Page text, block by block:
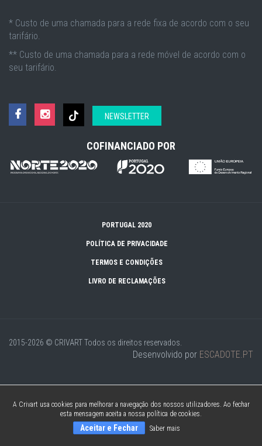
* Custo de uma chamada para a rede fixa de acordo com o seu
tarifário.
** Custo de uma chamada para a rede móvel de acordo com o
seu tarifário.
NEWSLETTER
COFINANCIADO POR
PORTUGAL 2020
POLÍTICA DE PRIVACIDADE
TERMOS E CONDIÇÕES
LIVRO DE RECLAMAÇÕES
2015-2026 © CRIVARTTodos os direitos reservados.
Desenvolvido por ESCADOTE.PT
A Crivart usa cookies para melhorar a navegação dos nossos utilizadores. Ao fechar
esta mensagem aceita a nossa política de cookies.
Aceitar e Fechar Saber mais